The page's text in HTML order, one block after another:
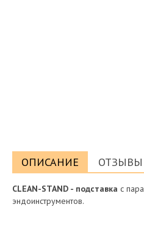
ОПИСАНИЕ ОТЗЫВЫ
CLEAN-STAND - подставка c
эндоинструментов.